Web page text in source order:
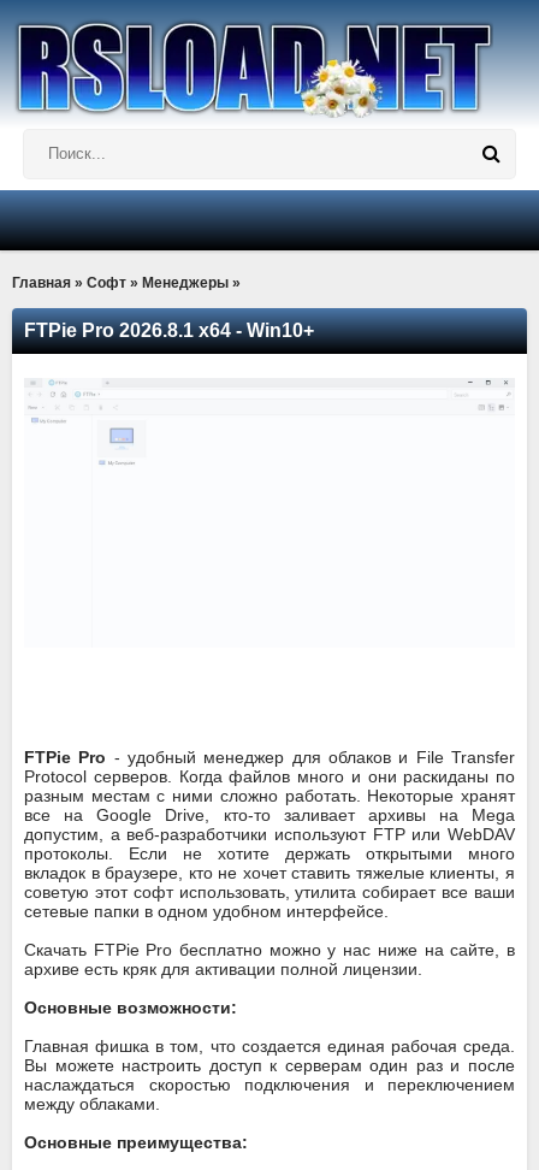
Главная » Софт » Менеджеры »
FTPie Pro 2026.8.1 x64 - Win10+
FTPie Pro - удобный менеджер для облаков и File Transfer
Protocol серверов. Когда файлов много и они раскиданы по
разным местам с ними сложно работать. Некоторые хранят
все на Google Drive, кто-то заливает архивы на Mega
допустим, а веб-разработчики используют FTP или WebDAV
протоколы. Если не хотите держать открытыми много
вкладок в браузере, кто не хочет ставить тяжелые клиенты, я
советую этот софт использовать, утилита собирает все ваши
сетевые папки в одном удобном интерфейсе.
Скачать FTPie Pro бесплатно можно у нас ниже на сайте, в
архиве есть кряк для активации полной лицензии.
Основные возможности:
Главная фишка в том, что создается единая рабочая среда.
Вы можете настроить доступ к серверам один раз и после
наслаждаться скоростью подключения и переключением
между облаками.
Основные преимущества: